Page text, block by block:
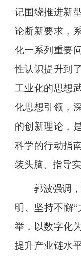
记围绕推进新
论断新要求，
化一系列重要
性认识提升到
工业化的思想
化思想引领，
的创新理论，
科学的行动指
装头脑、指导
郭波强调
明、坚持不懈
举，以数字化
提升产业链水